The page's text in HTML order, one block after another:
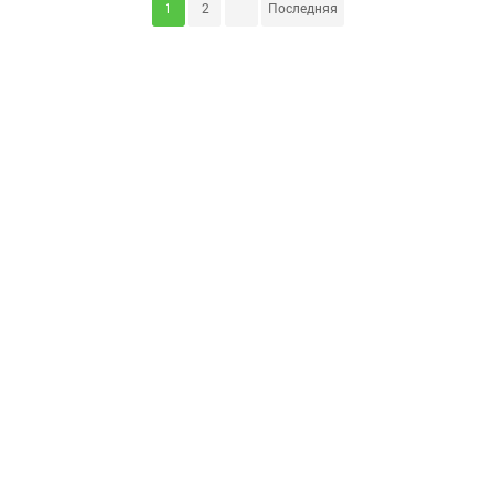
1 2 Последняя